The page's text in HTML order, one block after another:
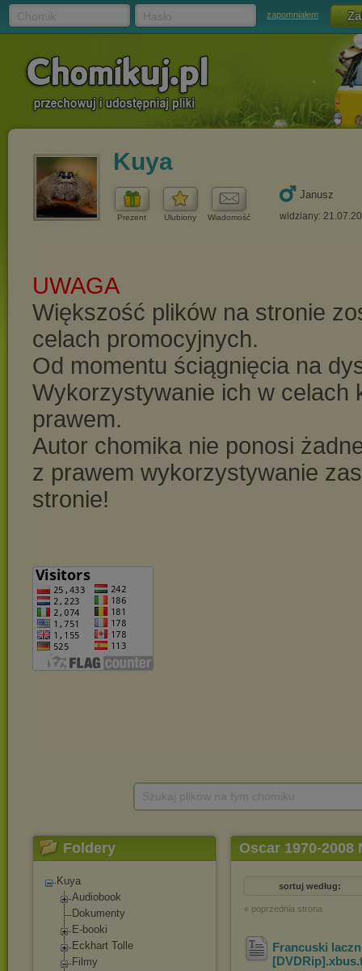
zapomniałem
Kuya
Prezent Ulubiony Wiadomość
Janusz
widziany:
Foldery
Kuya
Audiobook
Dokumenty
E-booki
Eckhart Tolle
Filmy
Oscar 1970-2008
sortuj według:
« poprzednia strona
Francuski
[DVDRip].xbus